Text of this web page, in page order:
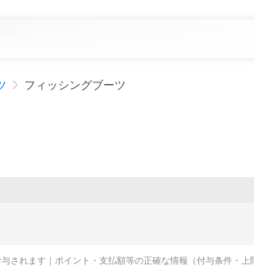
フィッシングブーツ
されます｜ポイント・支払額等の正確な情報（付与条件・